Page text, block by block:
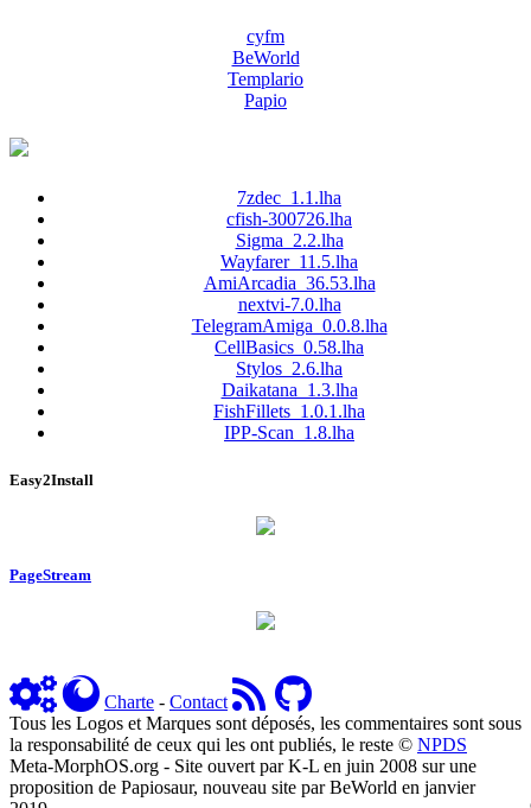
cyfm
BeWorld
Templario
Papio
7zdec_1.1.lha
cfish-300726.lha
Sigma_2.2.lha
Wayfarer_11.5.lha
AmiArcadia_36.53.lha
nextvi-7.0.lha
TelegramAmiga_0.0.8.lha
CellBasics_0.58.lha
Stylos_2.6.lha
Daikatana_1.3.lha
FishFillets_1.0.1.lha
IPP-Scan_1.8.lha
Easy2Install
PageStream
Charte - Contact
Tous les Logos et Marques sont déposés, les commentaires sont sous
la responsabilité de ceux qui les ont publiés, le reste © NPDS
Meta-MorphOS.org - Site ouvert par K-L en juin 2008 sur une
proposition de Papiosaur, nouveau site par BeWorld en janvier